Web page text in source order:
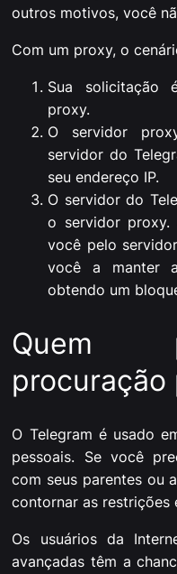
outros motivos, você
Com um proxy, o
Sua solicitação
proxy.
O servidor
servidor do
seu endereço IP.
O servidor do
o servidor proxy.
você pelo
você a manter
obtendo um
Quem
procuração
O Telegram é usado
pessoais. Se você
com seus parentes ou
contornar as restrições
Os usuários da
avançadas têm a